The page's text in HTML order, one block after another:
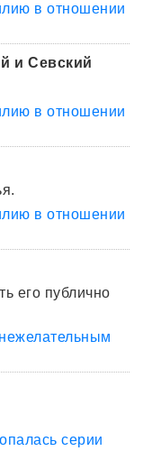
в отношении
и Севский
в отношении
в отношении
его публично
серии